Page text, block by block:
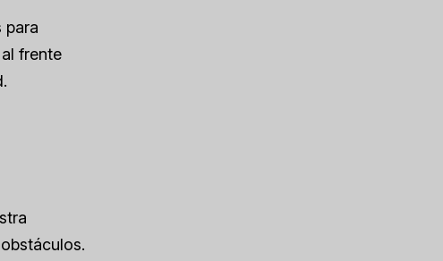
para
frente